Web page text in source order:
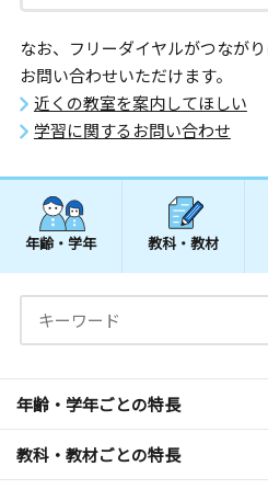
なお、フリーダイヤルがつなが
お問い合わせいただけます。
近くの教室を案内してほしい
学習に関するお問い合わせ
年齢・学年 教科・教材
年齢・学年ごとの特長
教科・教材ごとの特長